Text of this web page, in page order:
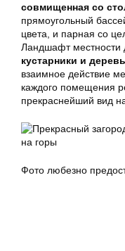
совмищенная со
прямоугольный
цвета, и парная со
Ландшафт местности
кустарники и
взаимное действие
каждого помещения
прекраснейший вид
Фото любезно